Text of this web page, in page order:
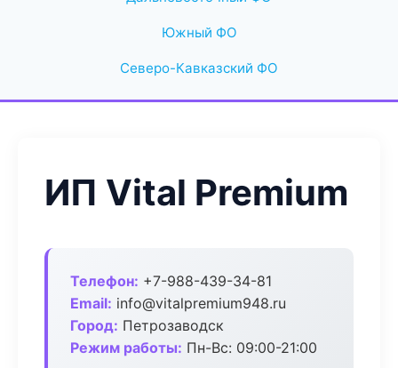
Южный ФО
Северо-Кавказский ФО
ИП Vital Premium
Телефон: +7-988-439-34-81
Email: info@vitalpremium948.ru
Город: Петрозаводск
Режим работы: Пн-Вс: 09:00-21:00